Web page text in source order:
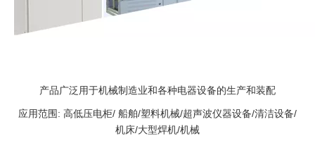
产品广泛用于机械制造业和各种电器设备的生产和装配
应用范围: 高低压电柜/ 船舶/塑料机械/超声波仪器设备/清洁设备/
机床/大型焊机/机械